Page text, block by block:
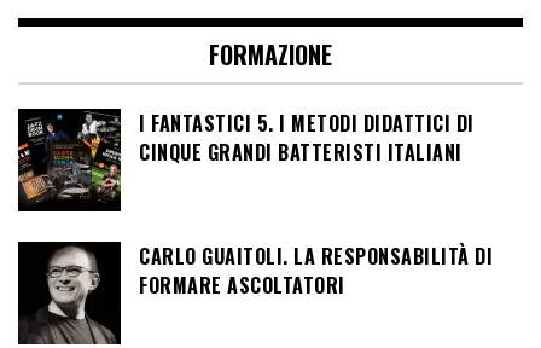
FORMAZIONE
I FANTASTICI 5. I METODI DIDATTICI DI
CINQUE GRANDI BATTERISTI ITALIANI
CARLO GUAITOLI. LA RESPONSABILITÀ DI
FORMARE ASCOLTATORI